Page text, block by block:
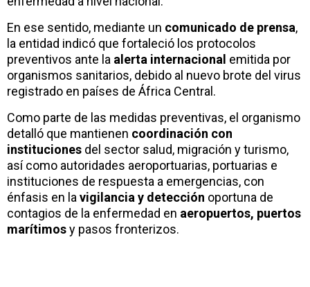
En ese sentido, mediante un comunicado de prensa,
la entidad indicó que fortaleció los protocolos
preventivos ante la alerta internacional emitida por
organismos sanitarios, debido al nuevo brote del virus
registrado en países de África Central.
Como parte de las medidas preventivas, el organismo
detalló que mantienen coordinación con
instituciones del sector salud, migración y turismo,
así como autoridades aeroportuarias, portuarias e
instituciones de respuesta a emergencias, con
énfasis en lavigilancia y detección oportuna de
contagios de la enfermedad en aeropuertos, puertos
marítimosy pasos fronterizos.